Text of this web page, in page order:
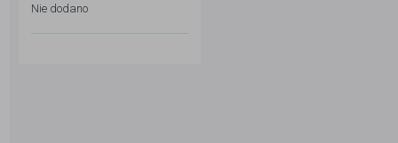
Nie dodano